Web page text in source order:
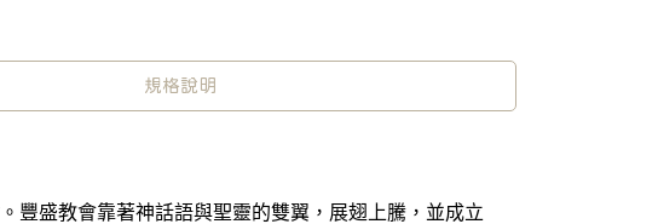
規格說明
豐盛教會靠著神話語與聖靈的雙翼，展翅上騰，並成立